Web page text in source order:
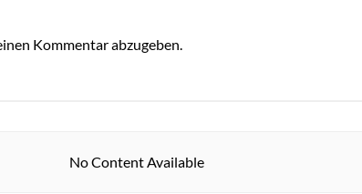
Kommentar abzugeben.
No Content Available